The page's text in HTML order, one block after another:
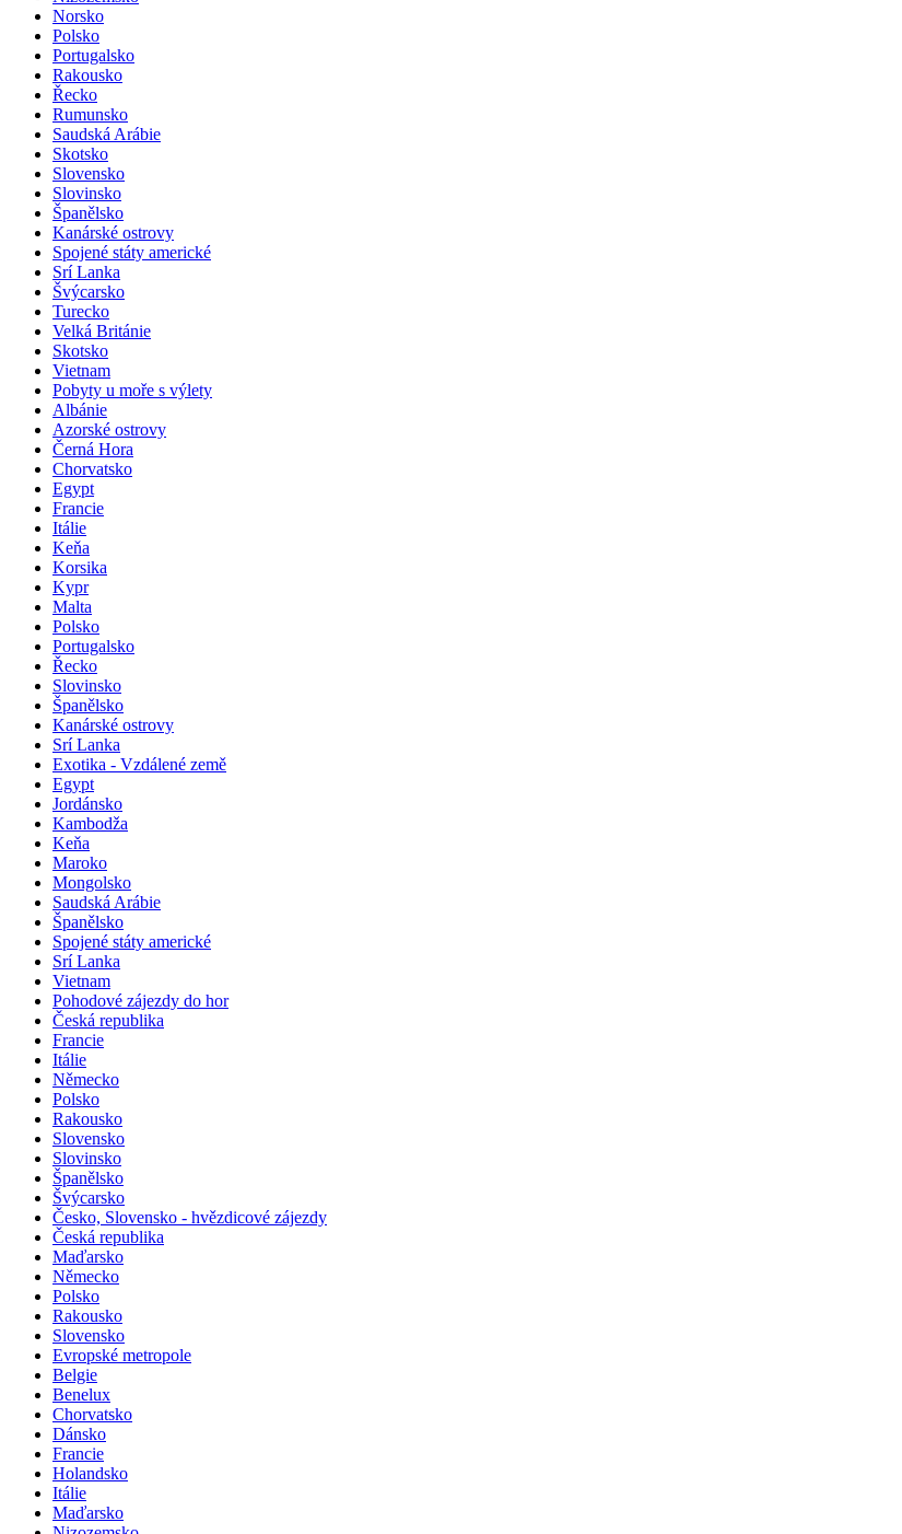
Norsko
Polsko
Portugalsko
Rakousko
Řecko
Rumunsko
Saudská Arábie
Skotsko
Slovensko
Slovinsko
Španělsko
Kanárské ostrovy
Spojené státy americké
Srí Lanka
Švýcarsko
Turecko
Velká Británie
Skotsko
Vietnam
Pobyty u moře s výlety
Albánie
Azorské ostrovy
Černá Hora
Chorvatsko
Egypt
Francie
Itálie
Keňa
Korsika
Kypr
Malta
Polsko
Portugalsko
Řecko
Slovinsko
Španělsko
Kanárské ostrovy
Srí Lanka
Exotika - Vzdálené země
Egypt
Jordánsko
Kambodža
Keňa
Maroko
Mongolsko
Saudská Arábie
Španělsko
Spojené státy americké
Srí Lanka
Vietnam
Pohodové zájezdy do hor
Česká republika
Francie
Itálie
Německo
Polsko
Rakousko
Slovensko
Slovinsko
Španělsko
Švýcarsko
Česko, Slovensko - hvězdicové zájezdy
Česká republika
Maďarsko
Německo
Polsko
Rakousko
Slovensko
Evropské metropole
Belgie
Benelux
Chorvatsko
Dánsko
Francie
Holandsko
Itálie
Maďarsko